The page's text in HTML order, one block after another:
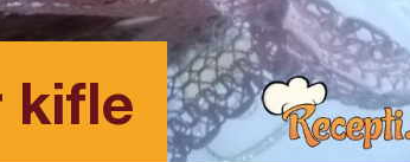
kifle